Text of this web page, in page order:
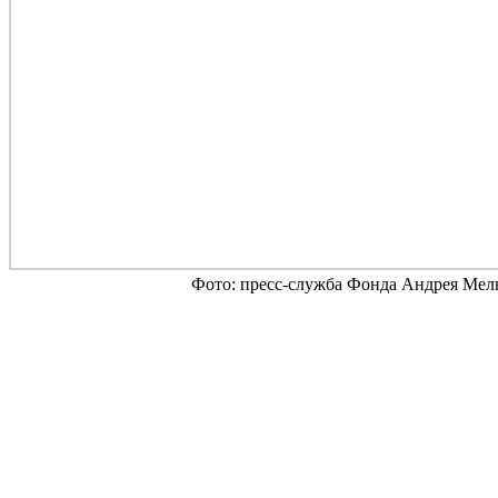
Фото: пресс-служба Фонда Андрея